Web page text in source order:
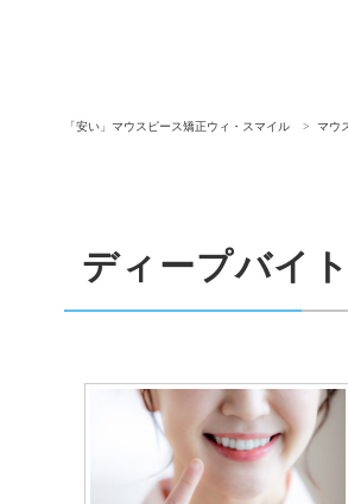
「安い」マウスピース矯正ウィ・スマイル マウ
ディープバイ